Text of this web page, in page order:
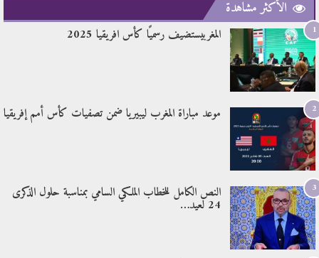
الأكثر مشاهدة
1 المغربيستضيف رسميًا كأس افريقيا 2025
2 موعد مباراة المغرب ليبيريا ضمن تصفيات كأس أمم إفريقيا
3 النص الكامل للخطاب الملكي السامي بمناسبة حلول الذكرى
24 لعيد…